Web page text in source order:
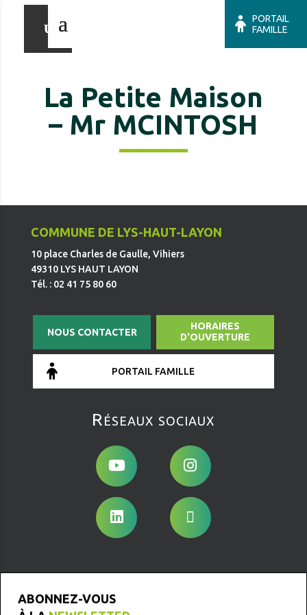
PORTAIL
FAMILLE
La Petite Maison
– Mr MCINTOSH
COMMUNE DE LYS-HAUT-LAYON
10 place Charles de Gaulle, Vihiers
49310 LYS HAUT LAYON
Tél. : 02 41 75 80 60
NOUS CONTACTER
HORAIRES
D'OUVERTURE
PORTAIL FAMILLE
Réseaux sociaux
ABONNEZ-VOUS